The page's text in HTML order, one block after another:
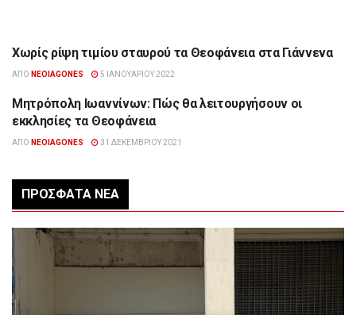
ΕΠΙΚΑΙΡΌΤΗΤΑ
Χωρίς ρίψη τιμίου σταυρού τα Θεοφάνεια στα Γιάννενα
ΑΠΌ NEOIAGONES 5 ΙΑΝΟΥΑΡΊΟΥ 2022
ΉΠΕΙΡΟΣ
Μητρόπολη Ιωαννίνων: Πώς θα λειτουργήσουν οι
εκκλησίες τα Θεοφάνεια
ΑΠΌ NEOIAGONES 31 ΔΕΚΕΜΒΡΊΟΥ 2021
ΠΡΌΣΦΑΤΑ ΝΈΑ